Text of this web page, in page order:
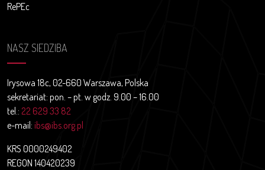
RePEc
NASZ SIEDZIBA
Irysowa 18c, 02-660 Warszawa, Polska
sekretariat: pon. – pt. w godz. 9.00 – 16.00
tel.: 22 629 33 82
e-mail: ibs@ibs.org.pl
KRS 0000249402
REGON 140420239